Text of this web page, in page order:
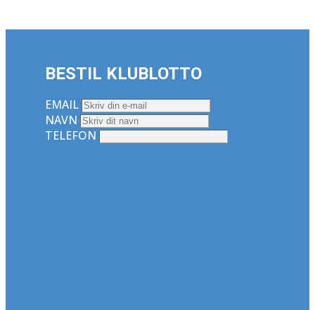
BESTIL KLUBLOTTO
EMAIL
NAVN
TELEFON